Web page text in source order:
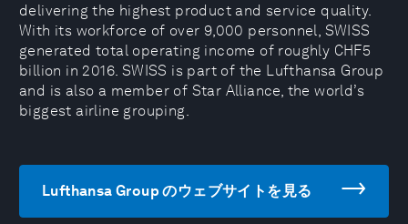
delivering the highest product and service quality.
With its workforce of over 9,000 personnel, SWISS
generated total operating income of roughly CHF5
billion in 2016. SWISS is part of the Lufthansa Group
and is also a member of Star Alliance, the world’s
biggest airline grouping.
Lufthansa Group のウェブサイトを見る